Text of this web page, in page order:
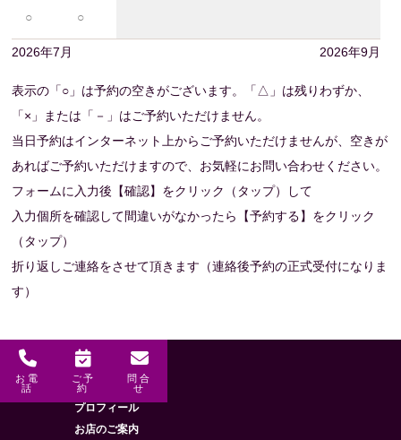
○
○
2026年7月 2026年9月
表示の「○」は予約の空きがございます。「△」は残りわずか、
「×」または「－」はご予約いただけません。
当日予約はインターネット上からご予約いただけませんが、空きが
あればご予約いただけますので、お気軽にお問い合わせください。
フォームに入力後【確認】をクリック（タップ）して
入力個所を確認して間違いがなかったら【予約する】をクリック
（タップ）
折り返しご連絡をさせて頂きます（連絡後予約の正式受付になりま
す）
お電
話
ご予
約
問合
せ
メニュー
HOME
プロフィール
お店のご案内